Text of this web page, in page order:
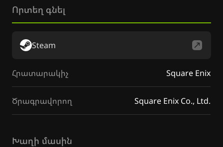
Խաղի մասին
Որտեղ գնել
Steam
Հրատարակիչ Square Enix
Ծրագրավորող Square Enix Co., Ltd.